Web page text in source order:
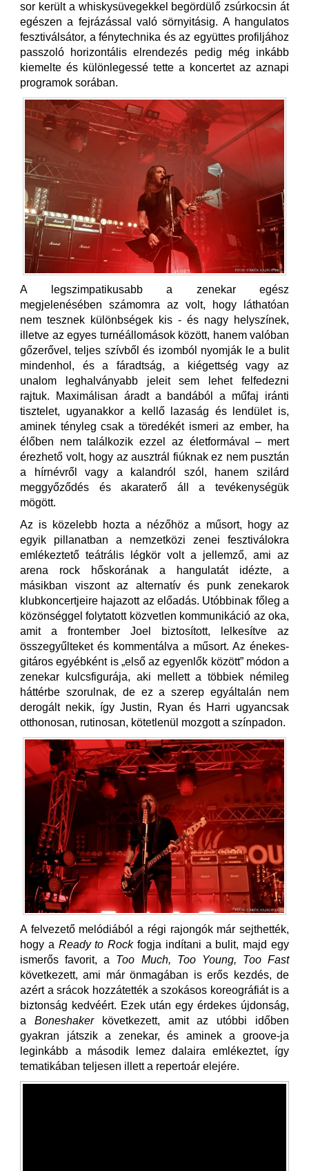
sor került a whiskysüvegekkel begördülő zsúrkocsin át
egészen a fejrázással való sörnyitásig. A hangulatos
fesztiválsátor, a fénytechnika és az együttes profiljához
passzoló horizontális elrendezés pedig még inkább
kiemelte és különlegessé tette a koncertet az aznapi
programok sorában.
A legszimpatikusabb a zenekar egész
megjelenésében számomra az volt, hogy láthatóan
nem tesznek különbségek kis - és nagy helyszínek,
illetve az egyes turnéállomások között, hanem valóban
gőzerővel, teljes szívből és izomból nyomják le a bulit
mindenhol, és a fáradtság, a kiégettség vagy az
unalom leghalványabb jeleit sem lehet felfedezni
rajtuk. Maximálisan áradt a bandából a műfaj iránti
tisztelet, ugyanakkor a kellő lazaság és lendület is,
aminek tényleg csak a töredékét ismeri az ember, ha
élőben nem találkozik ezzel az életformával – mert
érezhető volt, hogy az ausztrál fiúknak ez nem pusztán
a hírnévről vagy a kalandról szól, hanem szilárd
meggyőződés és akaraterő áll a tevékenységük
mögött.
Az is közelebb hozta a nézőhöz a műsort, hogy az
egyik pillanatban a nemzetközi zenei fesztiválokra
emlékeztető teátrális légkör volt a jellemző, ami az
arena rock hőskorának a hangulatát idézte, a
másikban viszont az alternatív és punk zenekarok
klubkoncertjeire hajazott az előadás. Utóbbinak főleg a
közönséggel folytatott közvetlen kommunikáció az oka,
amit a frontember Joel biztosított, lelkesítve az
összegyűlteket és kommentálva a műsort. Az énekes-
gitáros egyébként is „első az egyenlők között” módon a
zenekar kulcsfigurája, aki mellett a többiek némileg
háttérbe szorulnak, de ez a szerep egyáltalán nem
derogált nekik, így Justin, Ryan és Harri ugyancsak
otthonosan, rutinosan, kötetlenül mozgott a színpadon.
A felvezető melódiából a régi rajongók már sejthették,
hogy a Ready to Rockfogja indítani a bulit, majd egy
ismerős favorit, a Too Much, Too Young, Too Fast
következett, ami már önmagában is erős kezdés, de
azért a srácok hozzátették a szokásos koreográfiát is a
biztonság kedvéért. Ezek után egy érdekes újdonság,
a Boneshakerkövetkezett, amit az utóbbi időben
gyakran játszik a zenekar, és aminek a groove-ja
leginkább a második lemez dalaira emlékeztet, így
tematikában teljesen illett a repertoár elejére.